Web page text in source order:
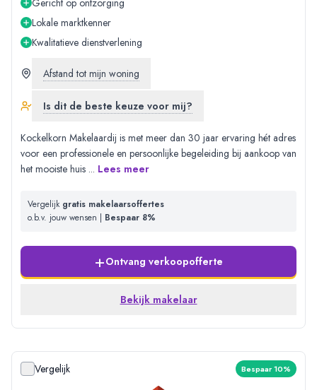
Gericht op ontzorging
Lokale marktkenner
Kwalitatieve dienstverlening
Afstand tot mijn woning
Is dit de beste keuze voor mij?
Kockelkorn Makelaardij is met meer dan 30 jaar ervaring hét adres
voor een professionele en persoonlijke begeleiding bij aankoop van
het mooiste huis ... Lees meer
Vergelijk gratis makelaarsoffertes
o.b.v. jouw wensen | Bespaar 8%
+Ontvang verkoopofferte
Bekijk makelaar
Vergelijk Bespaar 10%